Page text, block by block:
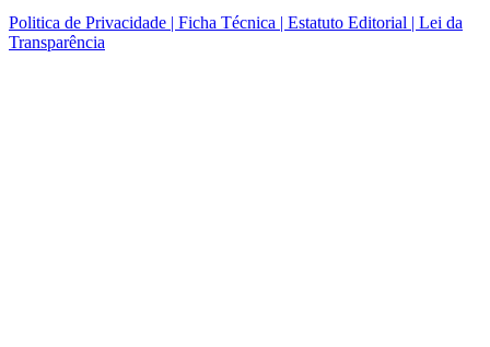
Politica de Privacidade | Ficha Técnica | Estatuto Editorial | Lei da
Transparência